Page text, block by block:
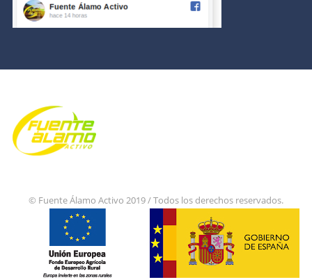
© Fuente Álamo Activo 2019 / Todos los derechos reservados.